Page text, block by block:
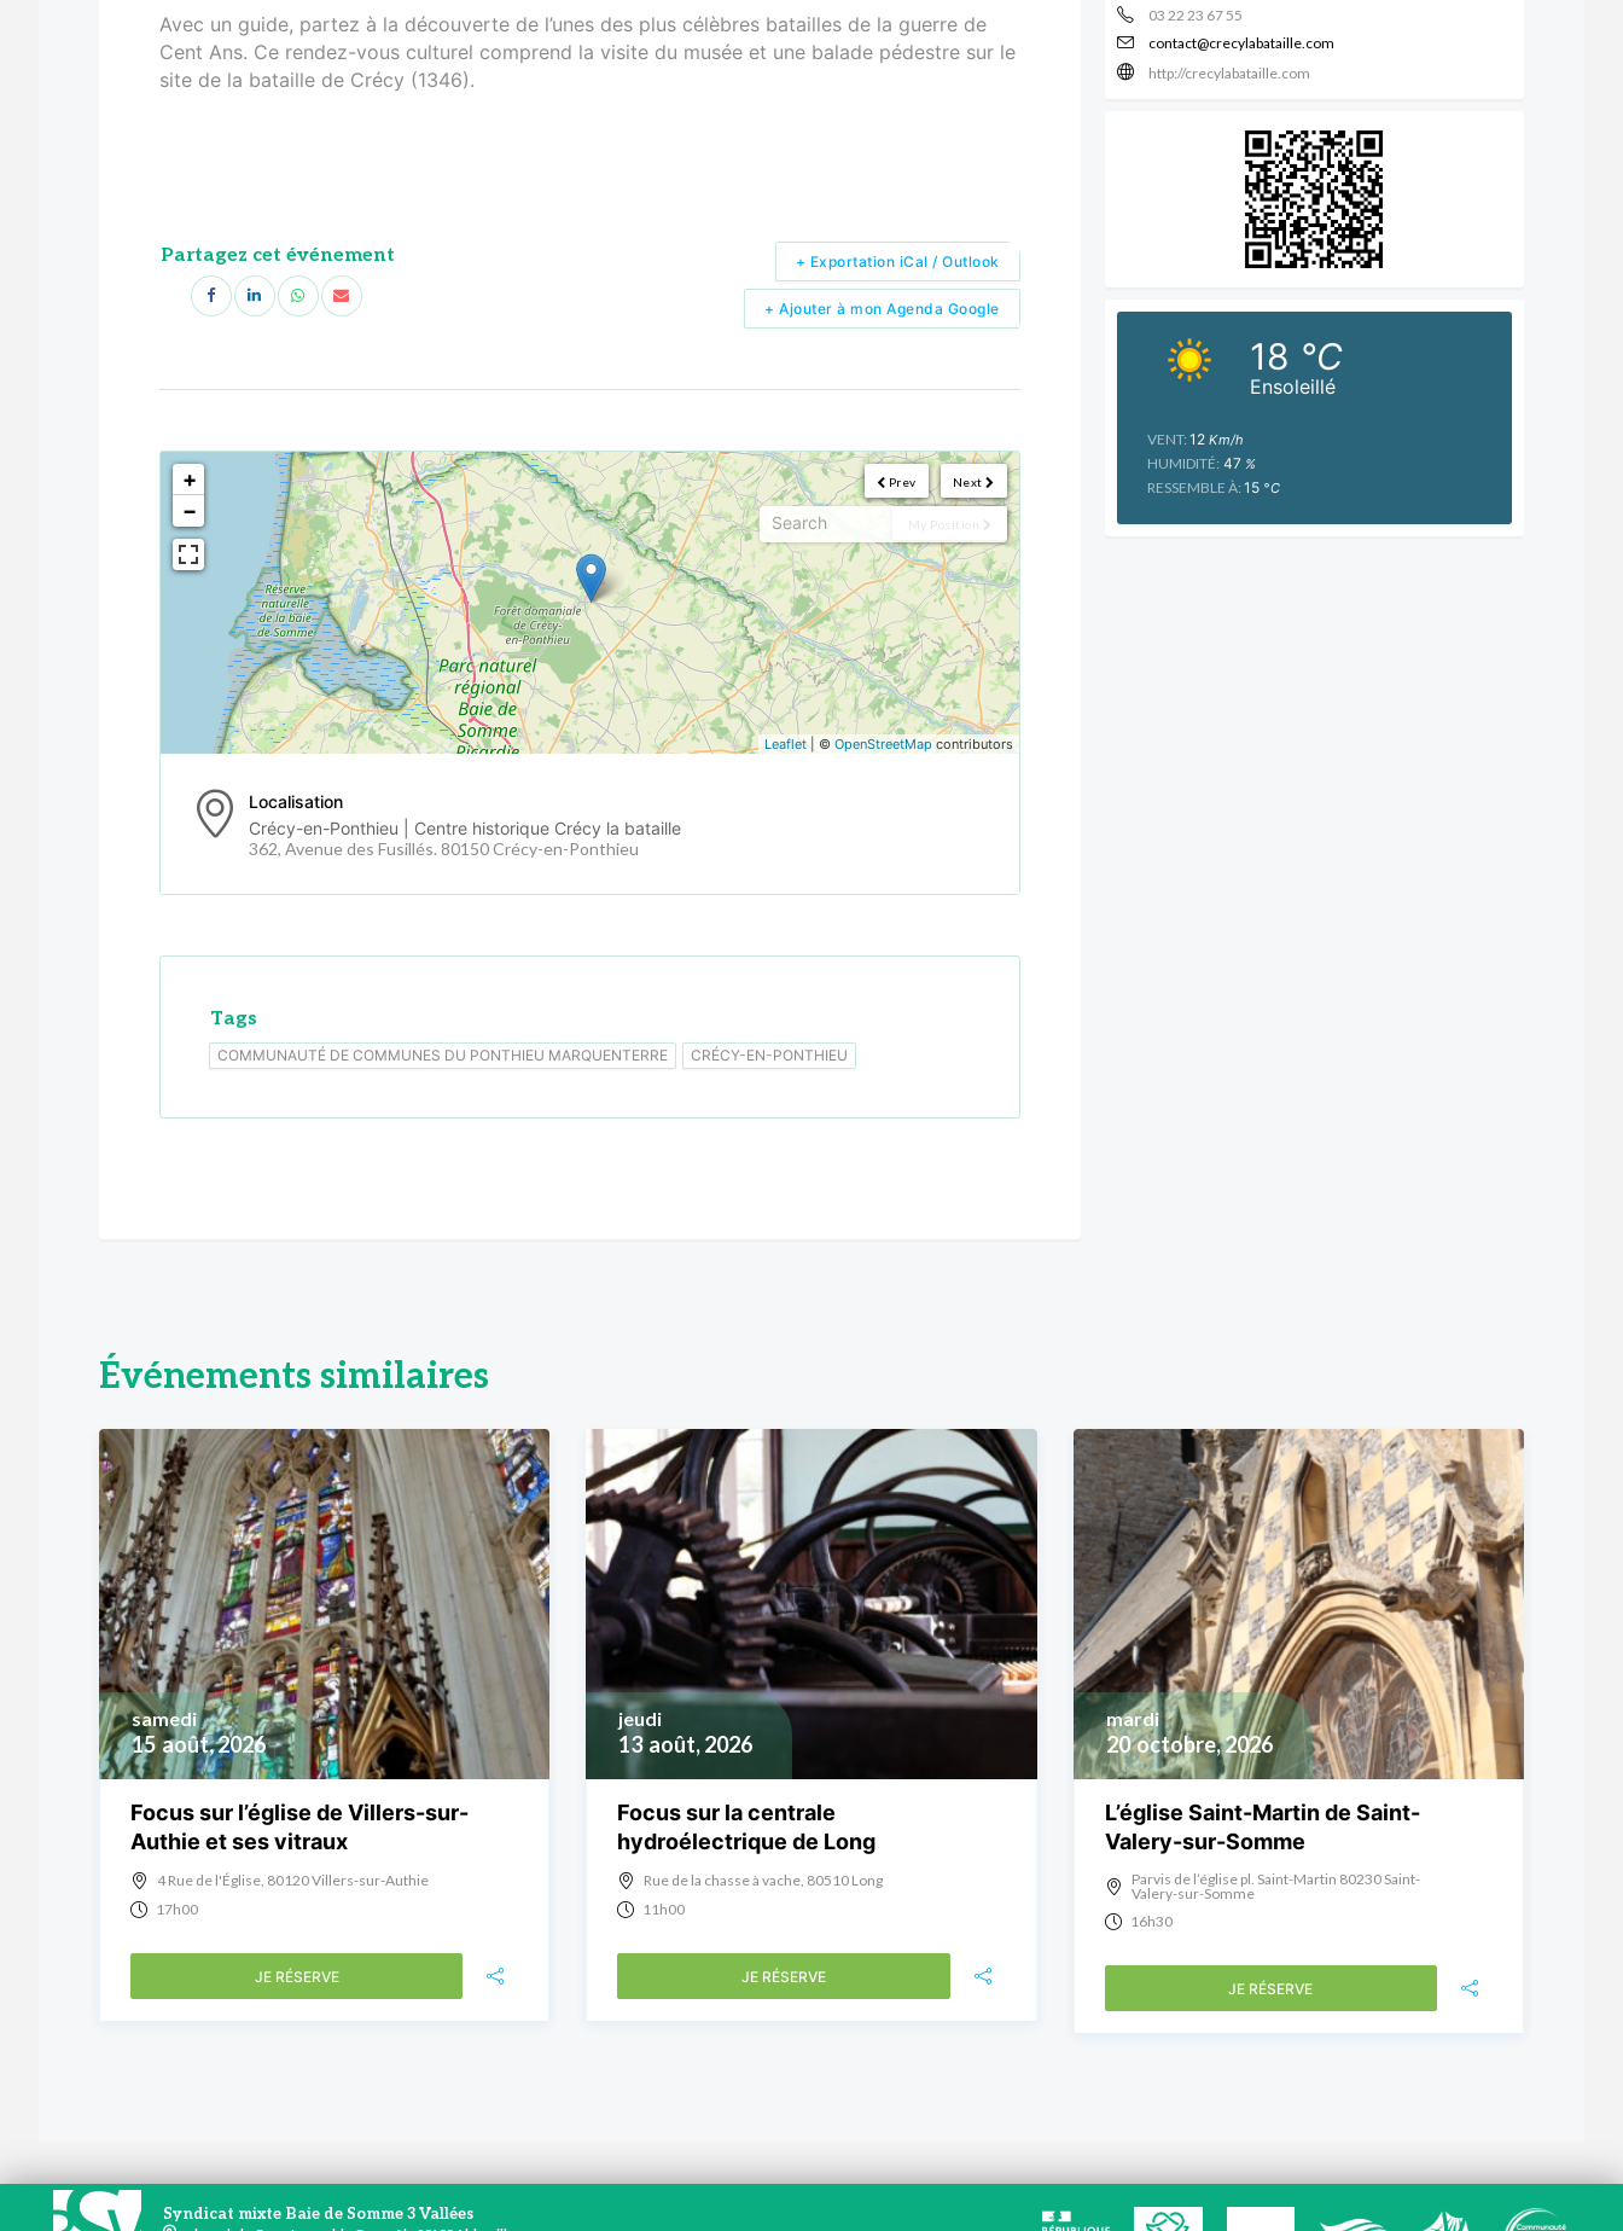
Avec un guide, partez à la découverte de l’unes des plus célèbres batailles de la guerre de
Cent Ans. Ce rendez-vous culturel comprend la visite du musée et une balade pédestre sur le
site de la bataille de Crécy (1346).
Partagez cet événement
+ Ajouter à mon Agenda Google
+ Exportation iCal / Outlook
Next
Prev
My Position
<!---->
+
−
Leaflet| © OpenStreetMapcontributors
Localisation
Crécy-en-Ponthieu | Centre historique Crécy la bataille
362, Avenue des Fusillés. 80150 Crécy-en-Ponthieu
Tags
COMMUNAUTÉ DE COMMUNES DU PONTHIEU MARQUENTERRE CRÉCY-EN-PONTHIEU
03 22 23 67 55
contact@crecylabataille.com
http://crecylabataille.com
Ensoleillé
18 °C
VENT: 12Km/h
HUMIDITÉ: 47 %
RESSEMBLE À: 15°C
Événements similaires
15 août, 2026
samedi
Focus sur l’église de Villers-sur-
Authie et ses vitraux
4 Rue de l'Église, 80120 Villers-sur-Authie
17h00
JE RÉSERVE
13 août, 2026
jeudi
Focus sur la centrale
hydroélectrique de Long
Rue de la chasse à vache, 80510 Long
11h00
JE RÉSERVE
20 octobre, 2026
mardi
L’église Saint-Martin de Saint-
Valery-sur-Somme
Parvis de l’église pl. Saint-Martin 80230 Saint-
Valery-sur-Somme
16h30
JE RÉSERVE
Syndicat mixte Baie de Somme 3 Vallées